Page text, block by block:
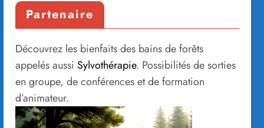
Partenaire
Découvrez les bienfaits des bains de forêts
appelés aussi Sylvothérapie. Possibilités de sorties
en groupe, de conférences et de formation
d’animateur.